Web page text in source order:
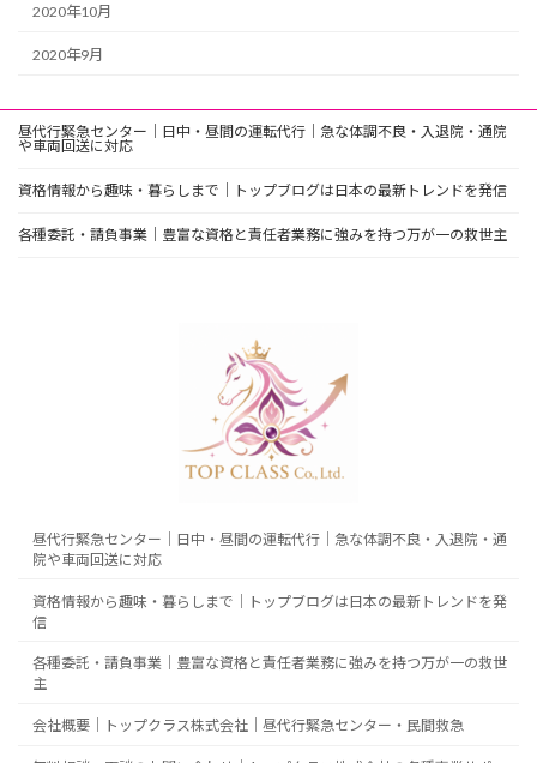
2020年10月
2020年9月
昼代行緊急センター｜日中・昼間の運転代行｜急な体調不良・入退院・通院
や車両回送に対応
資格情報から趣味・暮らしまで｜トップブログは日本の最新トレンドを発信
各種委託・請負事業｜豊富な資格と責任者業務に強みを持つ万が一の救世主
昼代行緊急センター｜日中・昼間の運転代行｜急な体調不良・入退院・通
院や車両回送に対応
資格情報から趣味・暮らしまで｜トップブログは日本の最新トレンドを発
信
各種委託・請負事業｜豊富な資格と責任者業務に強みを持つ万が一の救世
主
会社概要｜トップクラス株式会社｜昼代行緊急センター・民間救急